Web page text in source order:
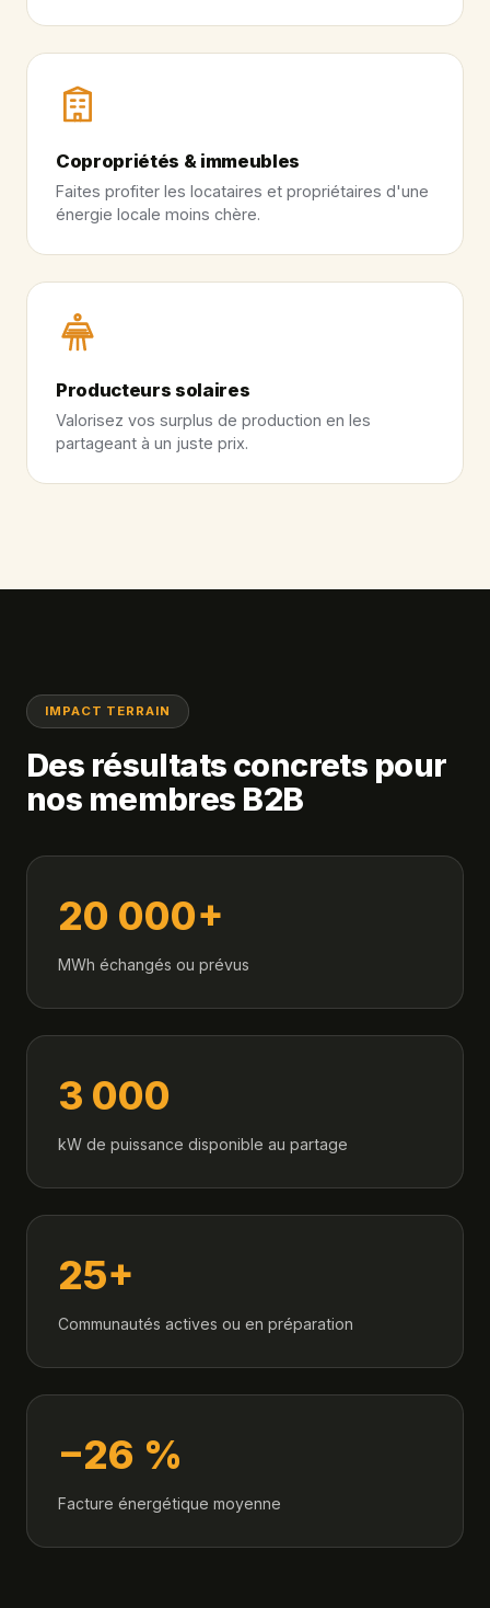
Copropriétés & immeubles
Faites profiter les locataires et propriétaires d'une
énergie locale moins chère.
Producteurs solaires
Valorisez vos surplus de production en les
partageant à un juste prix.
IMPACT TERRAIN
Des résultats concrets pour
nos membres B2B
20 000+
MWh échangés ou prévus
3 000
kW de puissance disponible au partage
25+
Communautés actives ou en préparation
−26 %
Facture énergétique moyenne